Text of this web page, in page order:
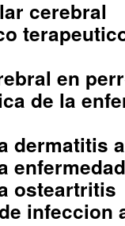
cerebral
en
de la
dermatitis
osteartritis
infeccion